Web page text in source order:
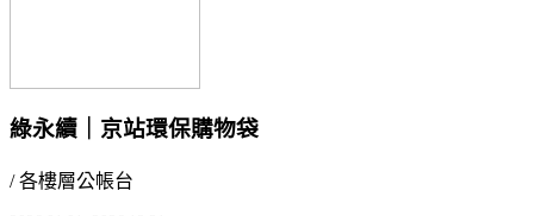
綠永續｜京站環保購物袋
/ 各樓層公帳台